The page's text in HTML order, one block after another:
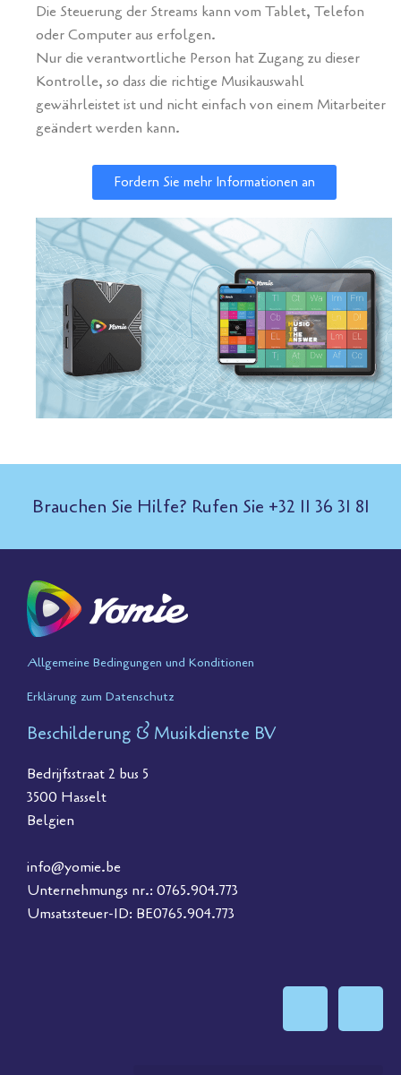
Die Steuerung der Streams kann vom Tablet, Telefon
oder Computer aus erfolgen.
Nur die verantwortliche Person hat Zugang zu dieser
Kontrolle, so dass die richtige Musikauswahl
gewährleistet ist und nicht einfach von einem Mitarbeiter
geändert werden kann.
Fordern Sie mehr Informationen an
Brauchen Sie Hilfe? Rufen Sie +32 11 36 31 81
Allgemeine Bedingungen und Konditionen
Erklärung zum Datenschutz
Beschilderung & Musikdienste BV
Bedrijfsstraat 2 bus 5
3500 Hasselt
Belgien
info@yomie.be
Unternehmungs nr.: 0765.904.773
Umsatssteuer-ID: BE0765.904.773
F